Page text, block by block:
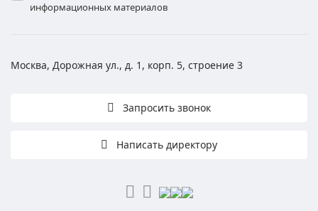
информационных материалов
Москва, Дорожная ул., д. 1, корп. 5, строение 3
Запросить звонок
Написать директору